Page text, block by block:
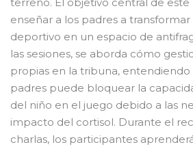
enseñar a los padres a
deportivo en un espacio de
las sesiones, se aborda cómo
propias en la tribuna,
padres puede bloquear la
del niño en el juego debido a las
impacto del cortisol. Durante el
charlas, los participantes